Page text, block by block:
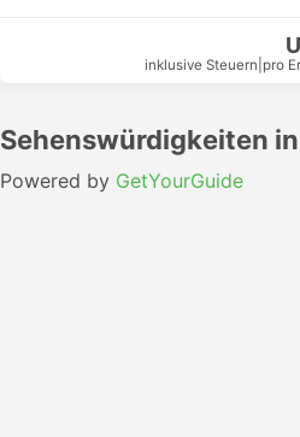
inklusive Steuern pro
Sehenswürdigkeiten
Powered by GetYourGuide